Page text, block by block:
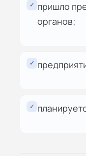
✓ пришло
органов;
✓
✓